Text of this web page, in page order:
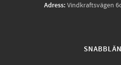
Adress: Vindkraftsvägen